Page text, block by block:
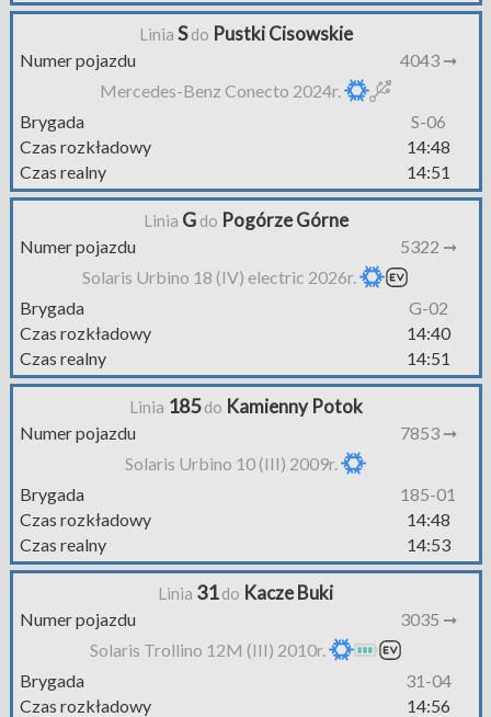
Linia Sdo Pustki Cisowskie
Numer pojazdu
4043 ➞
Mercedes-Benz Conecto 2024r.
Brygada
S-06
Czas rozkładowy
14:48
Czas realny
14:51
Linia Gdo Pogórze Górne
Numer pojazdu
5322 ➞
Solaris Urbino 18 (IV) electric 2026r.
Brygada
G-02
Czas rozkładowy
14:40
Czas realny
14:51
Linia 185do Kamienny Potok
Numer pojazdu
7853 ➞
Solaris Urbino 10 (III) 2009r.
Brygada
185-01
Czas rozkładowy
14:48
Czas realny
14:53
Linia 31do Kacze Buki
Numer pojazdu
3035 ➞
Solaris Trollino 12M (III) 2010r.
Brygada
31-04
Czas rozkładowy
14:56